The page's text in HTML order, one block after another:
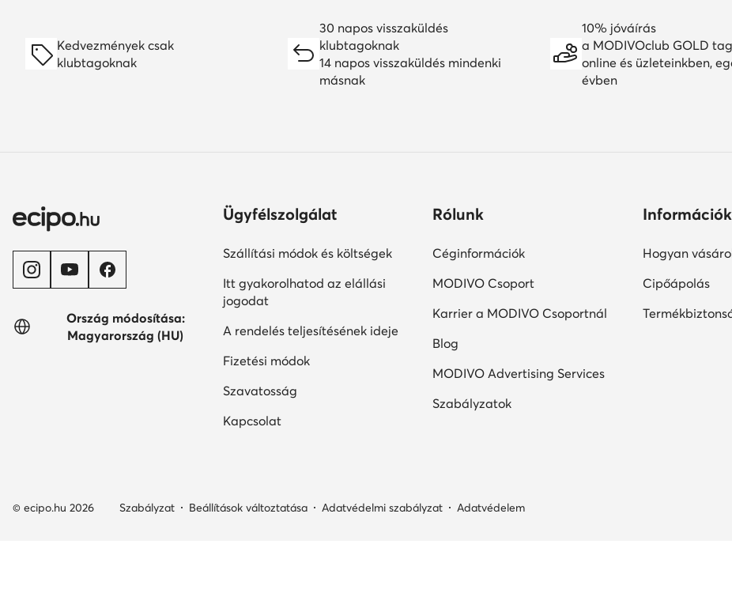
Kedvezmények csak
klubtagoknak
30 napos visszaküldés
klubtagoknak
14 napos visszaküldés mindenki
másnak
10% jóváírás
a MODIVOclub GOLD
online és üzleteinkben,
évben
Ország módosítása:
Magyarország (HU)
Ügyfélszolgálat
Szállítási módok és költségek
Itt gyakorolhatod az elállási
jogodat
A rendelés teljesítésének ideje
Fizetési módok
Szavatosság
Kapcsolat
Rólunk
Céginformációk
MODIVO Csoport
Karrier a MODIVO Csoportnál
Blog
MODIVO Advertising Services
Szabályzatok
Információk
Hogyan
Cipőápolás
© ecipo.hu 2026 Szabályzat Beállítások változtatása Adatvédelmi szabályzat Adatvédelem